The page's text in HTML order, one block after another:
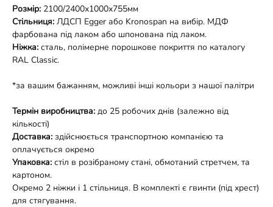
Розмір: 2100/2400х1000х755мм
Стільниця: ЛДСП Egger або Kronospan на вибір. МДФ
фарбована під лаком або шпонована під лаком.
Ніжка: сталь, полімерне порошкове покриття по каталогу
RAL Classic.
*за вашим бажанням, можливі інші кольори з нашої палітри
Термін виробництва: до 25 робочих днів (залежно від
кількості)
Доставка: здійснюється транспортною компанією та
оплачується окремо
Упаковка: стіл в розібраному стані, обмотаний стретчем, та
картоном.
Окремо 2 ніжки і 1 стільниця. В комплекті є гвинти (під хрест)
для стягування.